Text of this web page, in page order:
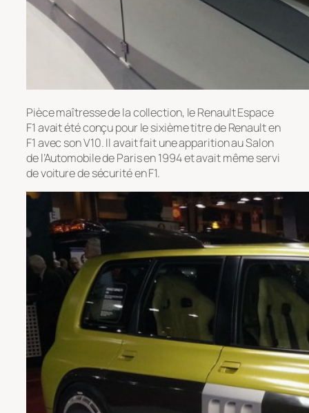
Pièce maîtresse de la collection, le Renault Espace
F1 avait été conçu pour le sixième titre de Renault en
F1 avec son V10. Il avait fait une apparition au Salon
de l’Automobile de Paris en 1994 et avait même servi
de voiture de sécurité en F1.